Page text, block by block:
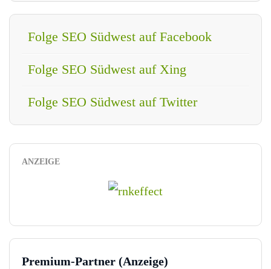
Folge SEO Südwest auf Facebook
Folge SEO Südwest auf Xing
Folge SEO Südwest auf Twitter
ANZEIGE
Premium-Partner (Anzeige)